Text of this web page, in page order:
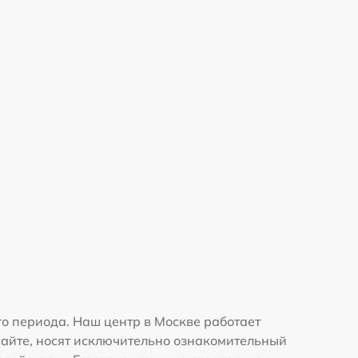
периода. Наш центр в Москве работает
носят исключительно ознакомительный